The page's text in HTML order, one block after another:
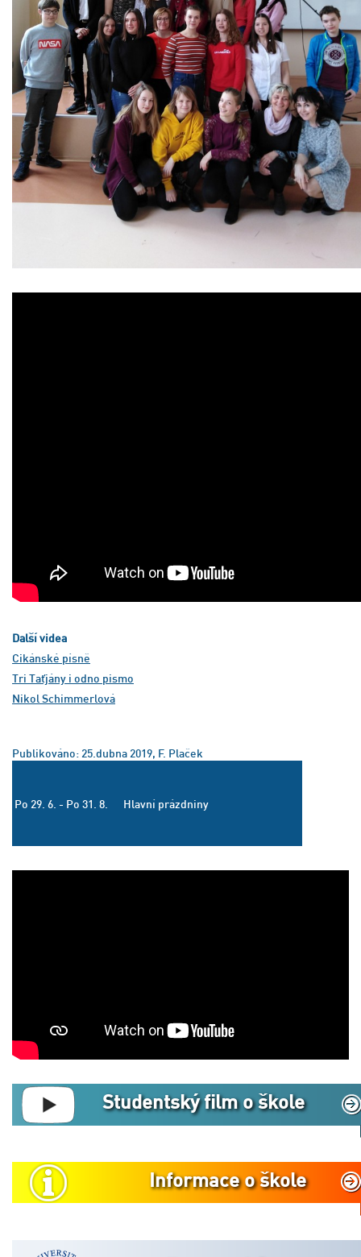
Další videa
Cikánské písně
Tri Taťjány i odno pismo
Nikol Schimmerlová
Publikováno: 25.dubna 2019, F. Plaček
Po 29. 6. - Po 31. 8. Hlavní prázdniny
Studentský film o škole
Informace o škole